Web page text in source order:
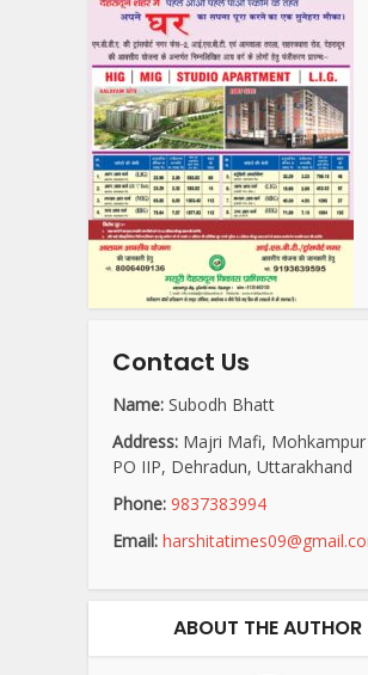
Contact Us
Name: Subodh Bhatt
Address: Majri Mafi, Mohkampur
PO IIP, Dehradun, Uttarakhand
Phone: 9837383994
Email:
ABOUT THE AUTHOR